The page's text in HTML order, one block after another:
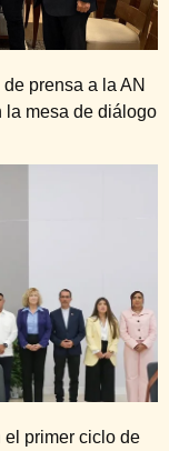
prensa a la AN
la mesa de diálogo
el primer ciclo de